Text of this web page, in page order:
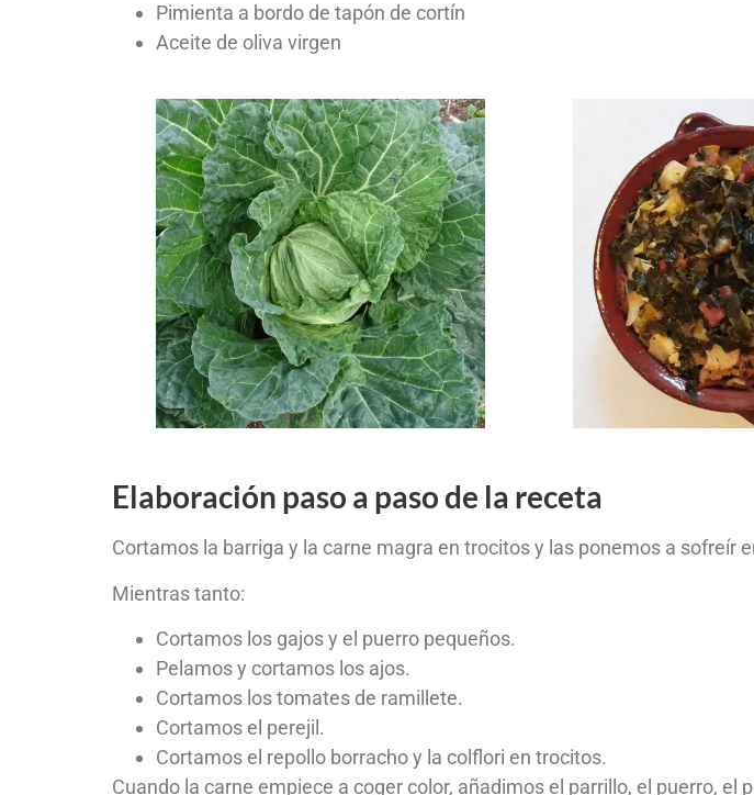
Pimienta a bordo de tapón de cortín
Aceite de oliva virgen
Elaboración paso a paso de la receta
Cortamos la barriga y la carne magra en trocitos y las ponemos a sofreír
Mientras tanto:
Cortamos los gajos y el puerro pequeños.
Pelamos y cortamos los ajos.
Cortamos los tomates de ramillete.
Cortamos el perejil.
Cortamos el repollo borracho y la colflori en trocitos.
Cuando la carne empiece a coger color, añadimos el parrillo, el puerro,